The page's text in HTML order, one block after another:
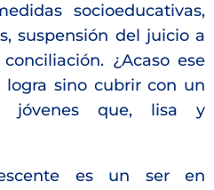
socioeducativas,
suspensión del juicio a
¿Acaso ese
logra sino cubrir con un
jóvenes que, lisa y
es un ser en